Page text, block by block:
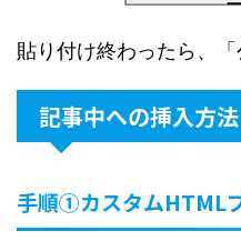
貼り付け終わったら、「
記事中への挿入方法
手順①カスタムHTML